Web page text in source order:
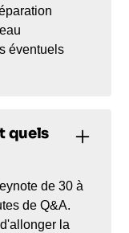
éventuels
quels
de 30 à
de Q&A.
la